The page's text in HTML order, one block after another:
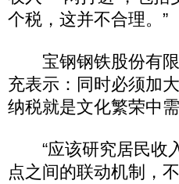
个税，这并不合理。”
宝钢钢铁股份有限
充表示：同时必须加
纳税就是文化繁荣中
“应该研究居民收入
点之间的联动机制，